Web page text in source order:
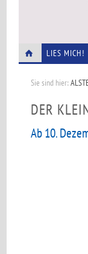
LIES MICH!
Sie sind hier:
DER
Ab 10.